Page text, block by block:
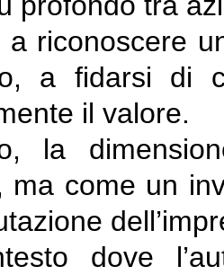
a riconoscere
a fidarsi di
il valore.
la
ma come un
dove